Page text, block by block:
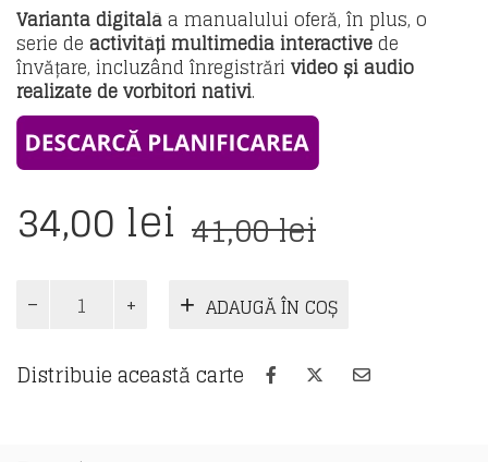
Varianta digitală a manualului oferă, în plus, o
serie de activități multimedia interactivede
învățare, incluzând înregistrări video și audio
realizate de vorbitori nativi.
41,00leiPrețul
a
fost:
41,00 lei.
34,00 lei Prețul
este:
34,00 lei.
Cantitate
Manual
Modernă
1
ADAUGĂ ÎN COȘ
Distribuie această carte